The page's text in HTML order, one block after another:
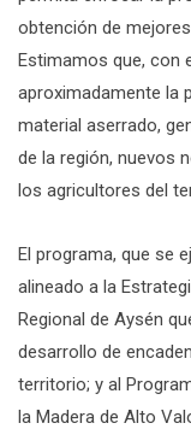
obtención de
Estimamos que, con
aproximadamente la
material aserrado,
de la región, nuevos
los agricultores del
El programa, que se
alineado a la
Regional de Aysén
desarrollo de
territorio; y al
la Madera de Alto